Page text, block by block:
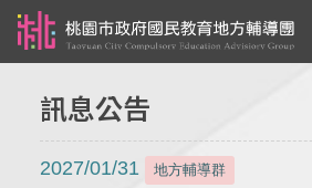
訊息公告
2027/01/31 地方輔導群